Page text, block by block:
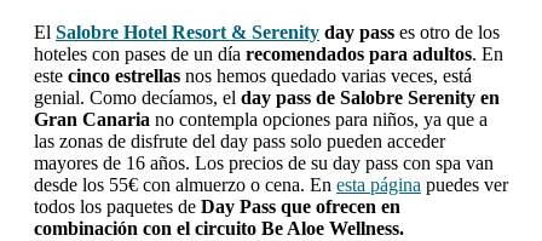
El Salobre Hotel Resort & Serenity day pass es otro de los
hoteles con pases de un día recomendados para adultos. En
este cinco estrellas nos hemos quedado varias veces, está
genial. Como decíamos, el day pass de Salobre Serenity en
Gran Canaria no contempla opciones para niños, ya que a
las zonas de disfrute del day pass solo pueden acceder
mayores de 16 años. Los precios de su day pass con spa van
desde los 55€ con almuerzo o cena. En esta página puedes ver
todos los paquetes de Day Pass que ofrecen en
combinación con el circuito Be Aloe Wellness.